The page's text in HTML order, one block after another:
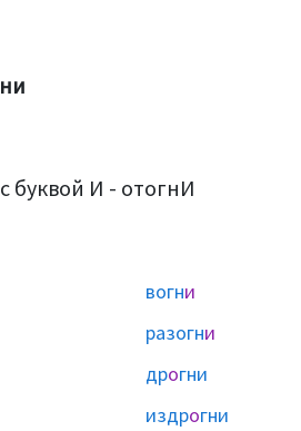
буквой И - отогнИ
вогни
разогни
дрогни
издрогни